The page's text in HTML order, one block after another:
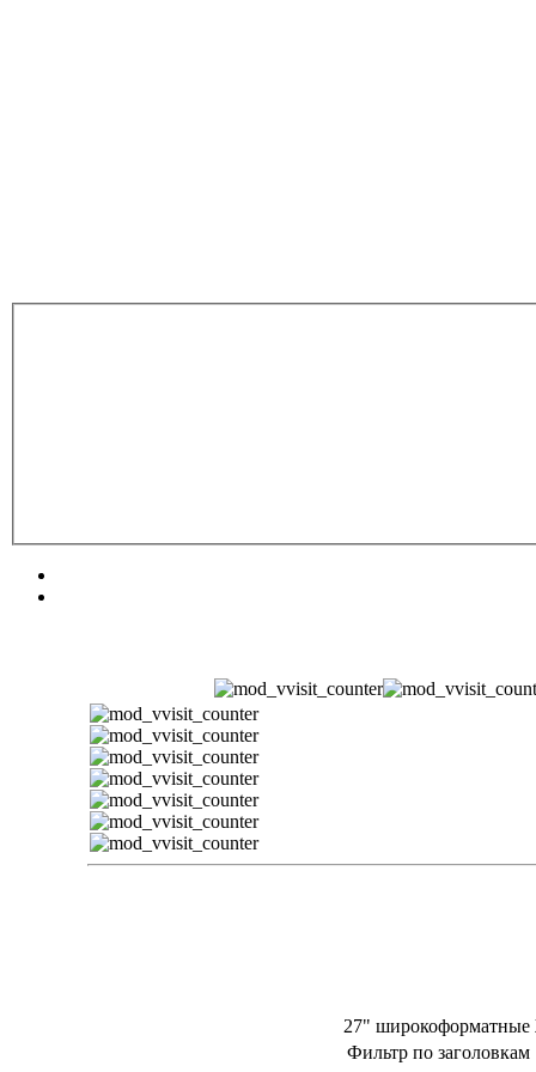
27"
Фильтр по заголовкам